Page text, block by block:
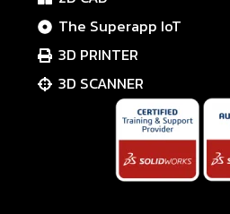
The Superapp IoT
3D PRINTER
3D SCANNER